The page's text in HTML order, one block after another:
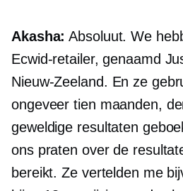
Akasha: Absoluut. We
Ecwid-retailer, genaamd
Nieuw-Zeeland. En ze
ongeveer tien maanden,
geweldige resultaten
ons praten over de
bereikt. Ze vertelden me